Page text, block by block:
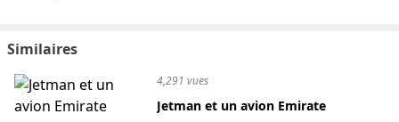
Similaires
4,291 vues
Jetman et un avion Emirate